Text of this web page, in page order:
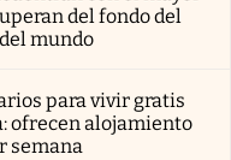
del fondo del
mundo
para vivir gratis
ofrecen alojamiento
semana